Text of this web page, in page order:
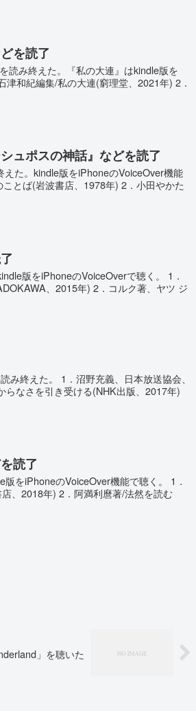
を読了
読み終えた。『私の大連』はkindle版を
和紀編集/私の大連(窮理堂、2021年) 2．
ュポスの神話』などを読了
た。kindle版をiPhoneのVoiceOver機能
とば(岩波書店、1978年) 2．小田やかた
版をiPhoneのVoiceOverで聴く。 1．
、2015年) 2．コルク著、ヤツ ジ
終えた。 1．沼野充義、日本放送協会、
らなさを引き受ける(NHK出版、2017年)
読了
をiPhoneのVoiceOver機能で聴く。 1．
、2018年) 2．阿満利麿著/法然を読む
」を聴いた